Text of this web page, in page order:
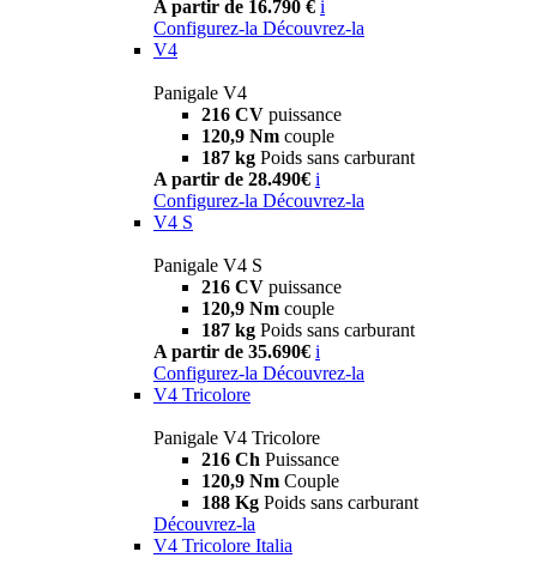
A partir de 16.790 € i
Configurez-la Découvrez-la
V4
Panigale V4
216 CV puissance
120,9 Nm couple
187 kg Poids sans carburant
A partir de 28.490€ i
Configurez-la Découvrez-la
V4 S
Panigale V4 S
216 CV puissance
120,9 Nm couple
187 kg Poids sans carburant
A partir de 35.690€ i
Configurez-la Découvrez-la
V4 Tricolore
Panigale V4 Tricolore
216 Ch Puissance
120,9 Nm Couple
188 Kg Poids sans carburant
Découvrez-la
V4 Tricolore Italia